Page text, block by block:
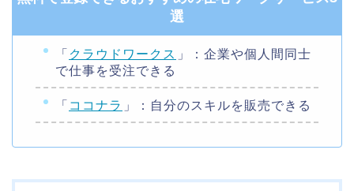
選
「 クラウドワークス 」：企業や個人間同士
で仕事を受注できる
「 ココナラ 」：自分のスキルを販売できる